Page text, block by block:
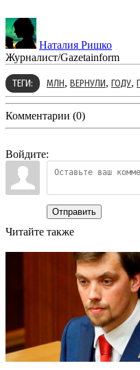
Наталия Ришко
Журналист/Gazetainform
ТЕГИ: МЛН, ВЕРНУЛИ, ГОДУ,
Комментарии (0)
Войдите:
Отправить
Читайте также